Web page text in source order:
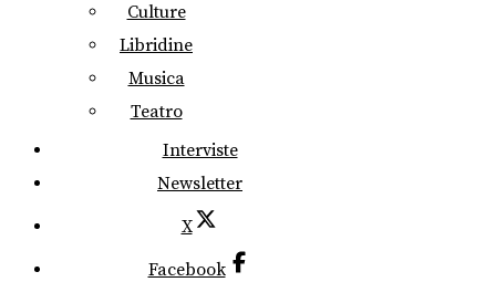
Culture
Libridine
Musica
Teatro
Interviste
Newsletter
X
Facebook